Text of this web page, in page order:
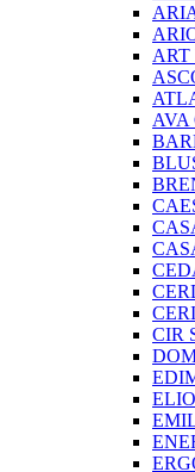
ART
AVA
CIR